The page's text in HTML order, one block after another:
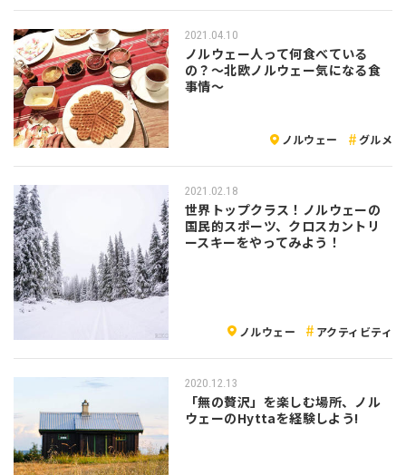
2021.04.10
ノルウェー人って何食べている
の？〜北欧ノルウェー気になる食
事情〜
ノルウェー グルメ
2021.02.18
世界トップクラス！ノルウェーの
国民的スポーツ、クロスカントリ
ースキーをやってみよう！
ノルウェー アクティビティ
2020.12.13
「無の贅沢」を楽しむ場所、ノル
ウェーのHyttaを経験しよう!